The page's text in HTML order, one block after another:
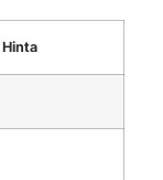
Hinta